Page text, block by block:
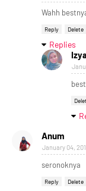
Wahh
Reply Delete
Replies
Anum
January 04,
seronoknya
Reply Delete